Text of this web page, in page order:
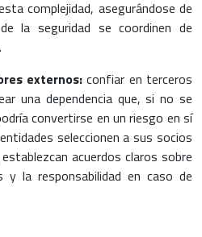
complejidad, asegurándose de
la seguridad se coordinen de
externos: confiar en terceros
una dependencia que, si no se
convertirse en un riesgo en sí
seleccionen a sus socios
acuerdos claros sobre
la responsabilidad en caso de